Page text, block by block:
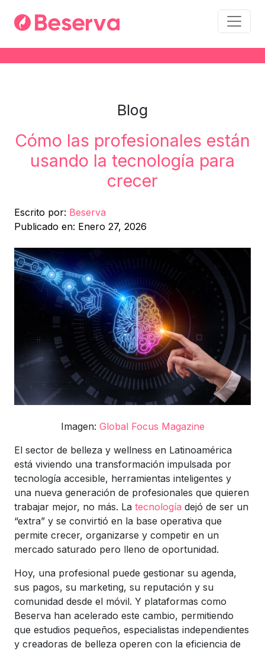
Blog
Cómo las profesionales están
usando la tecnología para
crecer
Escrito por: Beserva
Publicado en: Enero 27, 2026
Imagen: Global Focus Magazine
El sector de belleza y wellness en Latinoamérica
está viviendo una transformación impulsada por
tecnología accesible, herramientas inteligentes y
una nueva generación de profesionales que quieren
trabajar mejor, no más. La tecnología dejó de ser un
“extra” y se convirtió en la base operativa que
permite crecer, organizarse y competir en un
mercado saturado pero lleno de oportunidad.
Hoy, una profesional puede gestionar su agenda,
sus pagos, su marketing, su reputación y su
comunidad desde el móvil. Y plataformas como
Beserva han acelerado este cambio, permitiendo
que estudios pequeños, especialistas independientes
y creadoras de belleza operen con la eficiencia de